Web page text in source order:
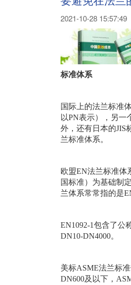
2021-10-28 15:57:49
标准体系
国际上的法兰标准
以PN表示），另一
外，还有日本的JIS
兰标准体系。
欧盟EN法兰标准体
国标准）为基础制
兰体系常常指的是
EN1092-1包含了公
DN10-DN4000。
美标ASME法兰标
DN600及以下，